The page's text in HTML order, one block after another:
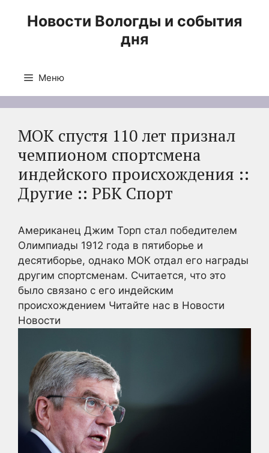
Новости Вологды и события
дня
Меню
МОК спустя 110 лет признал
чемпионом спортсмена
индейского происхождения ::
Другие :: РБК Спорт
Американец Джим Торп стал победителем
Олимпиады 1912 года в пятиборье и
десятиборье, однако МОК отдал его награды
другим спортсменам. Считается, что это
было связано с его индейским
происхождением Читайте нас в Новости
Новости